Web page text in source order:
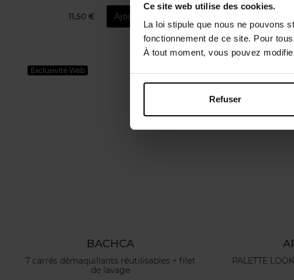
Ce site web utilise des cookies.
La loi stipule que nous ne pouvons
fonctionnement de ce site. Pour
À tout moment, vous pouvez
Refuser
11,50 € Ajouter
Exclusivité Web
BACHCA
7 carrés démaquillants réutilisables + filet
de lavage
Vegan
PALETTE